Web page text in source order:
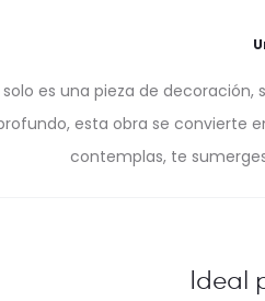
es una pieza de
esta obra se convierte
contemplas, te